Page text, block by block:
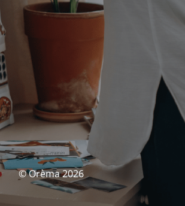
© Orèma 2026